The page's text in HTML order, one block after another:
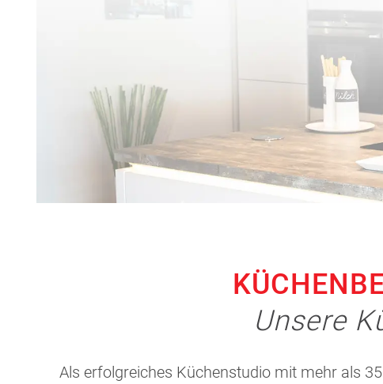
Unsere
Als erfolgreiches Küchenstudio mit mehr als